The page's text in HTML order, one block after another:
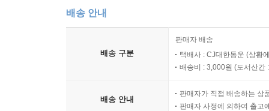
배송 안내
배송 구분
판매자 배송
택배사 : CJ대한통운 (상황
배송비 : 3,000원 (도서산간
배송 안내
판매자가 직접 배송하는 상
판매자 사정에 의하여 출고